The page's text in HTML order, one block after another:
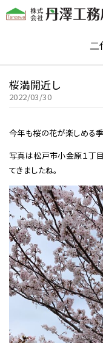
二
桜満開近し
2022/03/30
今年も桜の花が楽しめる季
写真は松戸市小金原１丁
てきましたね。